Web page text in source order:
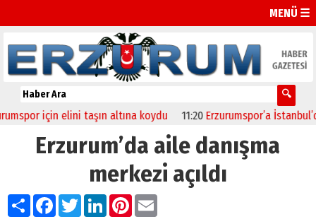
MENÜ ☰
için elini taşın altına koydu 11:20 Erzurumspor’a İstanbul’da
Erzurum’da aile danışma
merkezi açıldı
PaylaşFacebook
TwitterLinkedIn
Pinterest
Email